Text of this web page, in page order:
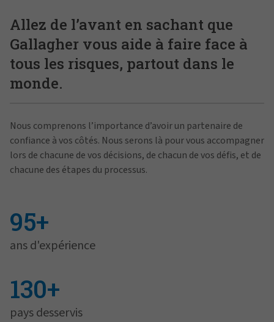
Allez de l’avant en sachant que
Gallagher vous aide à faire face à
tous les risques, partout dans le
monde.
Nous comprenons l’importance d’avoir un partenaire de
confiance à vos côtés. Nous serons là pour vous accompagner
lors de chacune de vos décisions, de chacun de vos défis, et de
chacune des étapes du processus.
95+
ans d'expérience
130+
pays desservis